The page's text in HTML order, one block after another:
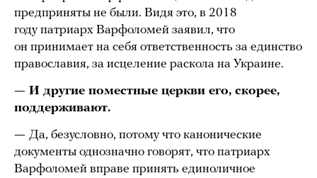
предприняты не были. Видя это, в 2018
году патриарх Варфоломей заявил, что
он принимает на себя ответственность за единство
православия, за исцеление раскола на Украине.
— И другие поместные церкви его, скорее,
поддерживают.
— Да, безусловно, потому что канонические
документы однозначно говорят, что патриарх
Варфоломей вправе принять единоличное